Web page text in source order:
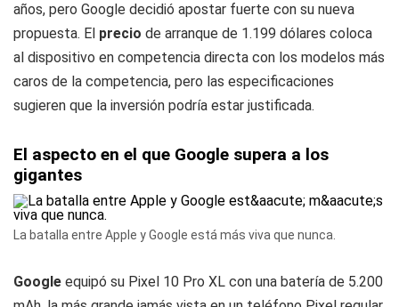
años, pero Google decidió apostar fuerte con su nueva
propuesta. El precio de arranque de 1.199 dólares coloca
al dispositivo en competencia directa con los modelos más
caros de la competencia, pero las especificaciones
sugieren que la inversión podría estar justificada.
El aspecto en el que Google supera a los
gigantes
La batalla entre Apple y Google está más viva que nunca.
Google equipó su Pixel 10 Pro XL con una batería de 5.200